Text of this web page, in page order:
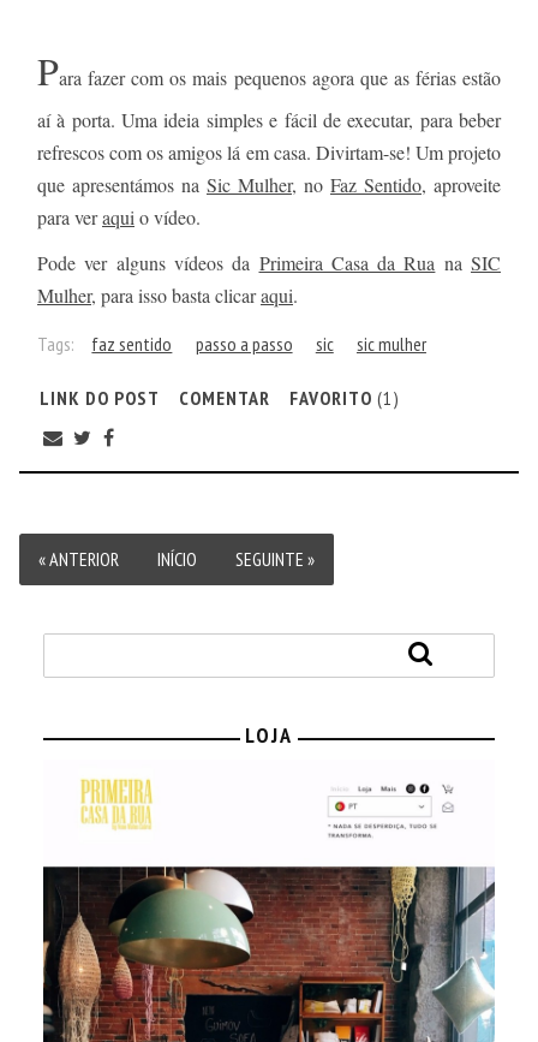
Para fazer com os mais pequenos agora que as férias estão
aí à porta. Uma ideia simples e fácil de executar, para beber
refrescos com os amigos lá em casa. Divirtam-se! Um projeto
que apresentámos na Sic Mulher, no Faz Sentido, aproveite
para veraqui o vídeo.
Pode ver alguns vídeos da Primeira Casa da Rua naSIC
Mulher, para isso basta clicaraqui.
Tags: faz sentido passo a passo sic sic mulher
LINK DO POST COMENTAR FAVORITO (1)
« ANTERIOR INÍCIO SEGUINTE »
LOJA